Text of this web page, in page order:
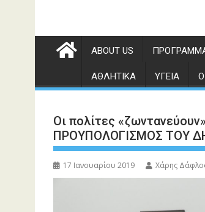
ABOUT US
ΑΘΛΗΤΙΚΆ ΥΓΕΊΑ
Οι πολίτες
ΠΡΟΥΠΟΛΟΓΙΣΜΟΣ ΤΟΥ
17 Ιανουαρίου 2019 Χάρης